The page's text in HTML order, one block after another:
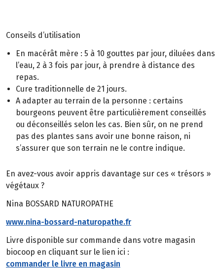
Conseils d’utilisation
En macérât mère : 5 à 10 gouttes par jour, diluées dans
l’eau, 2 à 3 fois par jour, à prendre à distance des
repas.
Cure traditionnelle de 21 jours.
A adapter au terrain de la personne : certains
bourgeons peuvent être particulièrement conseillés
ou déconseillés selon les cas. Bien sûr, on ne prend
pas des plantes sans avoir une bonne raison, ni
s’assurer que son terrain ne le contre indique.
En avez-vous avoir appris davantage sur ces « trésors »
végétaux ?
Nina BOSSARD NATUROPATHE
www.nina-bossard-naturopathe.fr
Livre disponible sur commande dans votre magasin
biocoop en cliquant sur le lien ici :
commander le livre en magasin